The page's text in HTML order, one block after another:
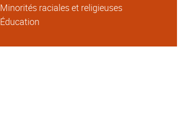
Minorités raciales et religieuses
Éducation